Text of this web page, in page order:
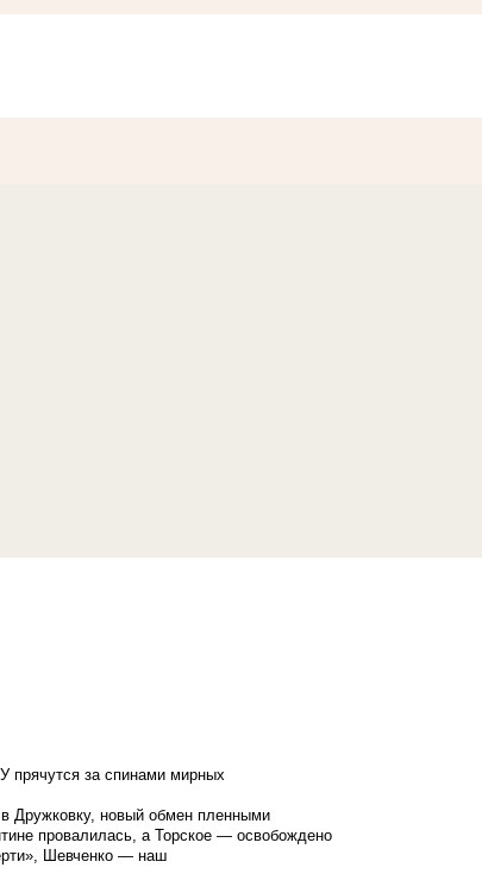
за спинами мирных
Дружковку, новый обмен пленными
провалилась, а Торское — освобождено
Шевченко — наш